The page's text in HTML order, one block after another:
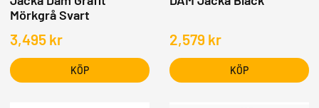
Mörkgrå Svart
3,495 kr
KÖP
2,579 kr
KÖP